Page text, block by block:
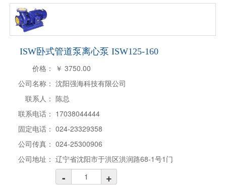
ISW卧式管道泵离心泵 ISW125-160
价格：
￥3750.00
公司名称： 沈阳强海科技有限公司
联系人： 陈总
联系电话： 17038044444
固定电话： 024-23329358
公司传真： 024-25300906
公司地址： 辽宁省沈阳市于洪区洪润路68-1号1门
- +